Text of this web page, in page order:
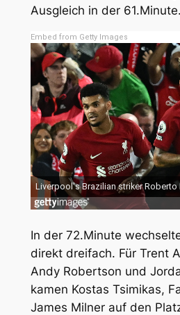
Ausgleich in der 61.Minute.
Embed from Getty Images
In der 72.Minute
direkt dreifach. Für Trent
Andy Robertson und
kamen Kostas Tsimikas,
James Milner auf den